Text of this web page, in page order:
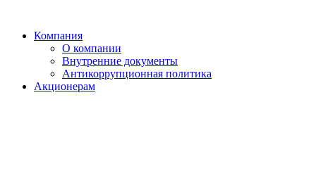
Компания
О компании
Внутренние документы
Антикоррупционная политика
Акционерам